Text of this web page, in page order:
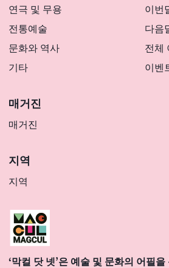
연극 및 무용
전통예술
문화와 역사
기타
이번
다음
전체
이벤
매거진
매거진
지역
지역
‘막컬 닷 넷’은 예술 및 문화의 어필